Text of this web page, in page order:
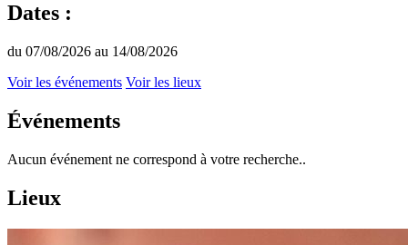
Dates :
du 07/08/2026 au 14/08/2026
Voir les événements Voir les lieux
Événements
Aucun événement ne correspond à votre recherche..
Lieux